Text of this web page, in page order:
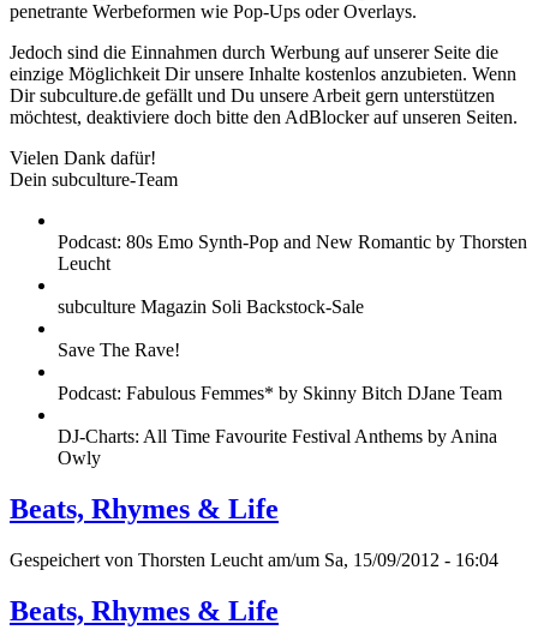
penetrante Werbeformen wie Pop-Ups oder Overlays.
Jedoch sind die Einnahmen durch Werbung auf unserer Seite die
einzige Möglichkeit Dir unsere Inhalte kostenlos anzubieten. Wenn
Dir subculture.de gefällt und Du unsere Arbeit gern unterstützen
möchtest, deaktiviere doch bitte den AdBlocker auf unseren Seiten.
Vielen Dank dafür!
Dein subculture-Team
Podcast: 80s Emo Synth-Pop and New Romantic by Thorsten
Leucht
subculture Magazin Soli Backstock-Sale
Save The Rave!
Podcast: Fabulous Femmes* by Skinny Bitch DJane Team
DJ-Charts: All Time Favourite Festival Anthems by Anina
Owly
Beats, Rhymes & Life
Gespeichert von Thorsten Leucht am/um Sa, 15/09/2012 - 16:04
Beats, Rhymes & Life